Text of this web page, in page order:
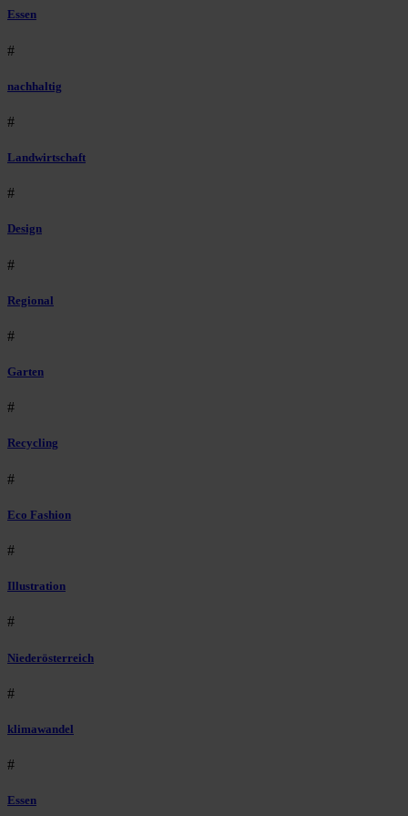
Essen
#
nachhaltig
#
Landwirtschaft
#
Design
#
Regional
#
Garten
#
Recycling
#
Eco Fashion
#
Illustration
#
Niederösterreich
#
klimawandel
#
Essen